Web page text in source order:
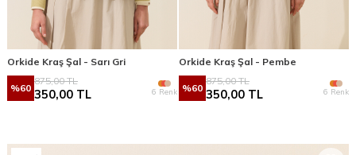
Orkide Kraş Şal - Sarı Gri
%60
875,00TL
350,00 TL 6 Renk
Orkide Kraş Şal - Pembe
%60
875,00TL
350,00 TL 6 Renk